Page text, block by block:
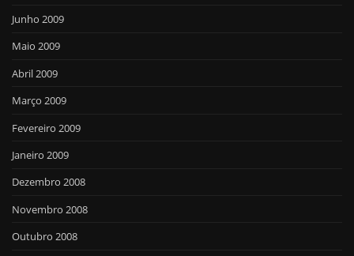
Junho 2009
Maio 2009
Abril 2009
Março 2009
Fevereiro 2009
Janeiro 2009
Dezembro 2008
Novembro 2008
Outubro 2008